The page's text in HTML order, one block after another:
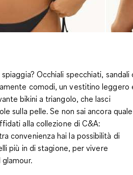
Occhiali specchiati, sandali
comodi, un vestitino leggero
bikini a triangolo, che lasci
sulla pelle. Se non sai ancora quale
alla collezione di C&A:
convenienza hai la possibilità di
più in di stagione, per vivere